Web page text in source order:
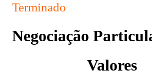
Terminado
Negociação
Valores